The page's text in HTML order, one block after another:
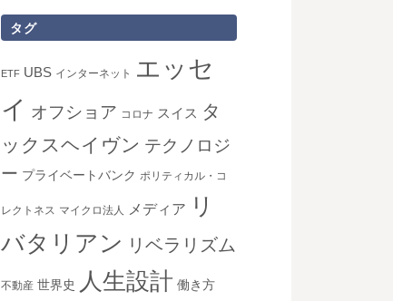
ブ
タグ
ETF UBS インターネット
エッセ
イ オフショア コロナ スイス タ
ックスヘイヴン テクノロジ
ー プライベートバンク ポリティカル・コ
レクトネス マイクロ法人 メディア
リ
バタリアン リベラリズム
不動産 世界史 人生設計 働き方